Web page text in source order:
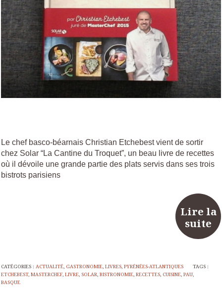
Le chef basco-béarnais Christian Etchebest vient de sortir
chez Solar “La Cantine du Troquet”, un beau livre de recettes
où il dévoile une grande partie des plats servis dans ses trois
bistrots parisiens
Lire la
suite
CATÉGORIES : ACTUALITÉ, GASTRONOMIE, LIVRES, PYRÉNÉES-ATLANTIQUES
TAGS :
ETCHEBEST, MASTERCHEF, LIVRE, SOLAR, BISTRONOMIE, RECETTES, CUISINE, PAU,
BASQUE